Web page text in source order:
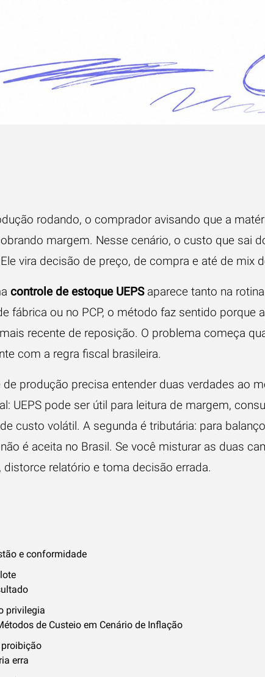
rodando, o comprador avisando que a
margem. Nesse cenário, o custo que sai
vira decisão de preço, de compra e até de mix
controle de estoque UEPSaparece tanto na
fábrica ou no PCP, o método faz sentido porque
recente de reposição. O problema começa
com a regra fiscal brasileira.
de produção precisa entender duas verdades ao
UEPS pode ser útil para leitura de margem,
custo volátil. A segunda é tributária: para
é aceita no Brasil. Se você misturar as duas
relatório e toma decisão errada.
e conformidade
privilegia
de Custeio em Cenário de Inflação
erra